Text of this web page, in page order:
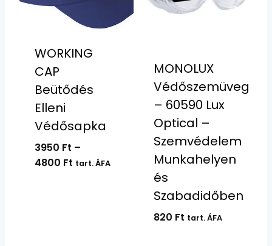
WORKING
CAP
Beütődés
Elleni
Védősapka
3950 Ft –
4800 FtÁrtartomány:
tart. ÁFA
MONOLUX
Védőszemüveg
– 60590 Lux
Optical –
Szemvédelem
Munkahelyen
és
Szabadidőben
820 Ft tart. ÁFA